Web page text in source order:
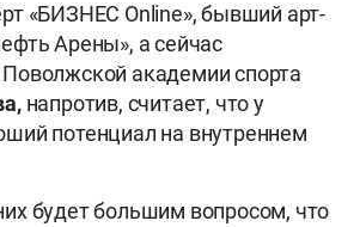
«БИЗНЕС Online», бывший арт-
Арены», а сейчас
академии спорта
напротив, считает, что у
потенциал на внутреннем
будет большим вопросом, что